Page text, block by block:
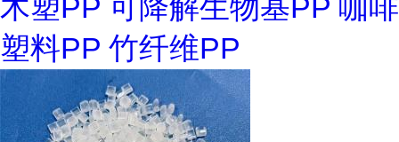
木塑PP 可降解生物基PP 咖啡
塑料PP 竹纤维PP